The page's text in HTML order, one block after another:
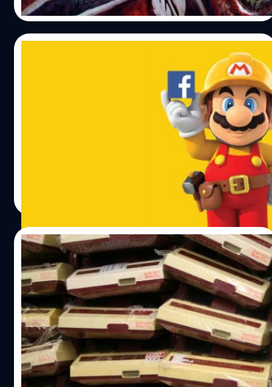
Read More
Nintendo จับมือ Facebook จัดงาน
Hackathon พร้อมเปิดโอกาสให้สร้างด่านเอง
ในเกมส์ Super Mario Maker
เกมส์ยักษ์ใหญ่อย่าง Nintendo จับมือกับ Social Media ยอด
นิยมอย่าง Facebook จัดงาน Super Mario Maker
Hackathon โดยเปิดโอกาสให้สร้างด่านพิเศษในเกมส์ Super
03/07/2015
สาวกอดใจรอ! วงในคาด Nintendo NX จ่อ
เปิดตัวกลางปีหน้า
ท่ามกลางอนาคตของเครื่องเกม Wii U ที่ยังเป็นคำถาม หลัง
จากยอดขายซบเซาจนต้องคิดแผนการตลาดอย่างหนัก ข่าว
ของ Nintendo NX ที่มีกำลังอยู่ในขั้นตอนการพัฒนานั้น มีข่าว
ลือออกมาแล้วว่าน่าจะเปิดตัวให้เห็นกันในช่วงมิถุนายนปีหน้า
ณัฐพันธ์ ส่งวิรุฬห์| 4052 days ago